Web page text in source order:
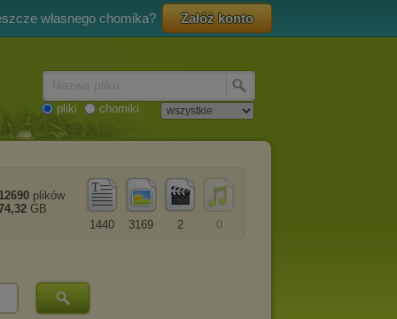
własnego chomika? Załóż konto
pliki chomiki
0
2
3169
1440
12690 plików
GB